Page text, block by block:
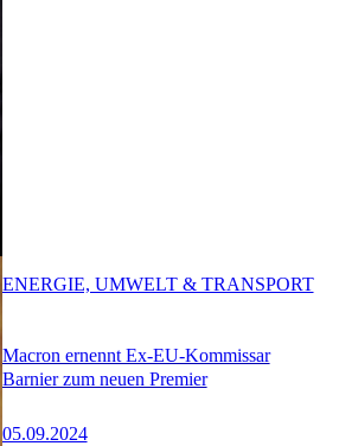
Macron ernennt Ex-EU-Kommissar
Barnier zum neuen Premier
05.09.2024
ENERGIE, UMWELT & TRANSPORT